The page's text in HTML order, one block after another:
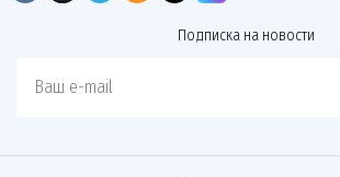
Подписка на новости
Ваш e-mail